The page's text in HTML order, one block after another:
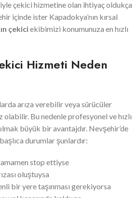
çekici hizmetine olan ihtiyaç oldukça
içinde ister Kapadokya’nın kırsal
çekiciekibimizi konumunuza en hızlı
Hizmeti Neden
arıza verebilir veya sürücüler
olabilir. Bu nedenle profesyonel ve hızlı
büyük bir avantajdır. Nevşehir’de
durumlar şunlardır:
stop ettiyse
oluştuysa
bir yere taşınması gerekiyorsa